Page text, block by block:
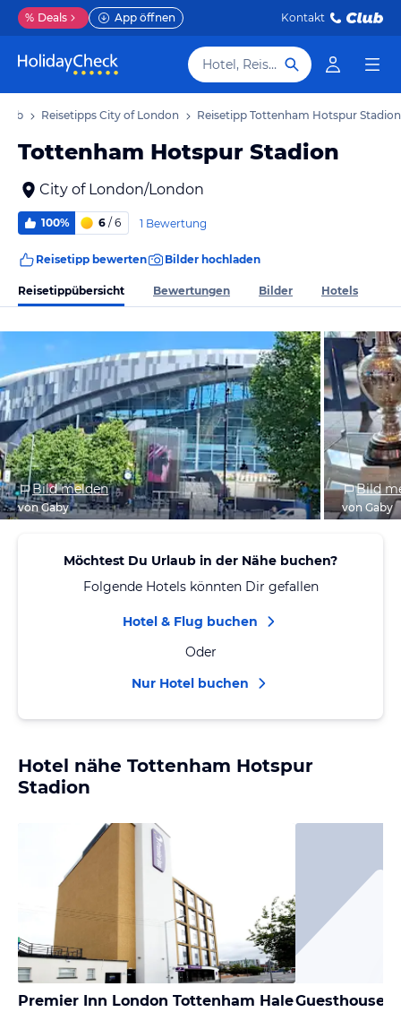
% Deals App öffnen Kontakt
Hotel, Reiseziel
Reisetipps City of London Reisetipp Tottenham Hotspur Stadion
Tottenham Hotspur Stadion
City of London/London
100% 6 / 6 1 Bewertung
Reisetipp bewerten Bilder hochladen
Reisetippübersicht Bewertungen Bilder Hotels
Bild melden
von Gaby
Bild
von Gaby
Möchtest Du Urlaub in der Nähe buchen?
Folgende Hotels könnten Dir gefallen
Hotel & Flug buchen
Oder
Nur Hotel buchen
Hotel nähe Tottenham Hotspur
Stadion
Premier Inn London Tottenham HaleGuesthouse